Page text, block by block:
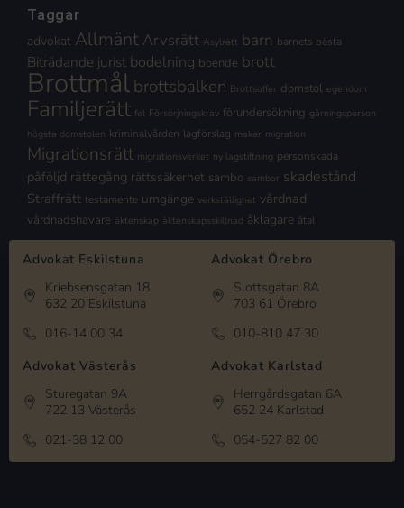
Taggar
advokat Allmänt Arvsrätt Asylrätt barn barnets bästa
Biträdande jurist bodelning boende brott
Brottmålbrottsbalken Brottsoffer domstol egendom
Familjerätt fel Försörjningskrav förundersökning gärningsperson
högsta domstolen kriminalvården lagförslag makar migration
Migrationsrätt migrationsverket ny lagstiftning personskada
påföljd rättegång rättssäkerhet sambo sambor skadestånd
Straffrätt testamente umgänge verkställighet vårdnad
vårdnadshavare äktenskap äktenskapsskillnad åklagare åtal
Advokat Eskilstuna
Kriebsensgatan 18
632 20 Eskilstuna
016-14 00 34
Advokat Örebro
Slottsgatan 8A
703 61 Örebro
010-810 47 30
Advokat Västerås
Sturegatan 9A
722 13 Västerås
021-38 12 00
Advokat Karlstad
Herrgårdsgatan 6A
652 24 Karlstad
054-527 82 00